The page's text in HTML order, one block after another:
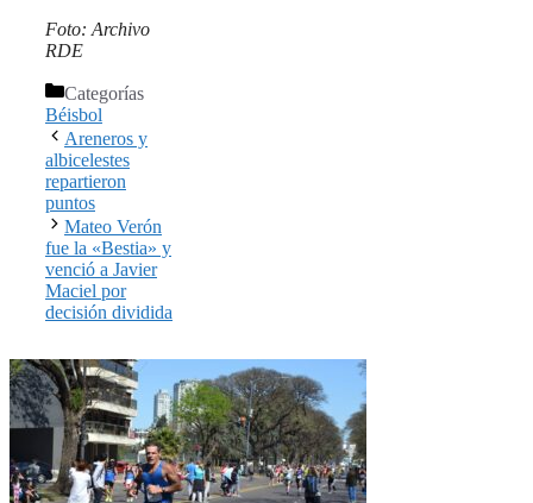
Foto: Archivo
RDE
Categorías
Béisbol
Areneros y
albicelestes
repartieron
puntos
Mateo Verón
fue la «Bestia» y
venció a Javier
Maciel por
decisión dividida